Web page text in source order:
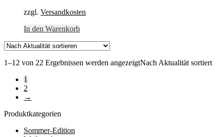
zzgl. Versandkosten
In den Warenkorb
1–12 von 22 Ergebnissen werden angezeigtNach Aktualität sortiert
1
2
→
Produktkategorien
Sommer-Edition